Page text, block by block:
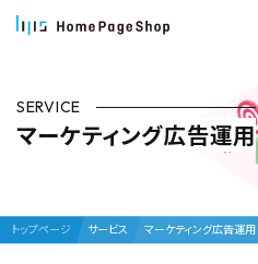
SERVICE
マーケティング広告運用
トップページ サービス マーケティング広告運用